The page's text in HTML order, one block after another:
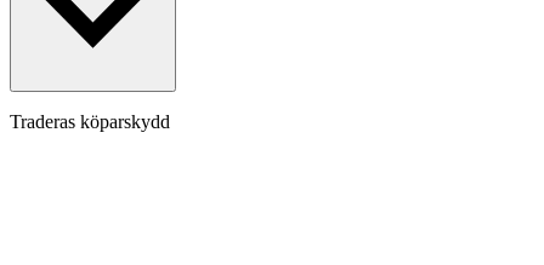
Traderas köparskydd